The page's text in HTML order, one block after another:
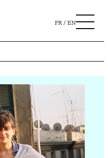
FR EN